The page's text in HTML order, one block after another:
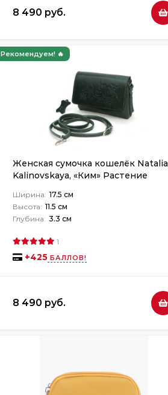
8 490 руб.
Рекомендуем! 🔥
Женская сумочка кошелёк Natalia
Kalinovskaya, «Ким» Растение
Ширина: 17.5 см
Высота: 11.5 см
Глубина: 3.3 см
1
+425 БАЛЛОВ!
8 490 руб.